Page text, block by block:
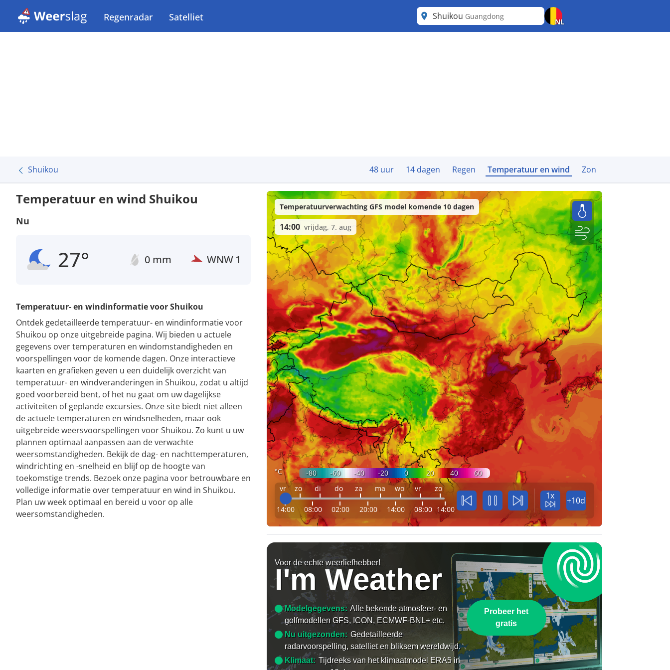
Regenradar Satelliet Shuikou Guangdong
NL
Shuikou 48 uur 14 dagen Regen Temperatuur en wind Zon
Temperatuur en wind Shuikou
Nu
27° 0 mm WNW 1
Temperatuur- en windinformatie voor Shuikou
Ontdek gedetailleerde temperatuur- en windinformatie voor
Shuikou op onze uitgebreide pagina. Wij bieden u actuele
gegevens over temperaturen en windomstandigheden en
voorspellingen voor de komende dagen. Onze interactieve
kaarten en grafieken geven u een duidelijk overzicht van
temperatuur- en windveranderingen in Shuikou, zodat u altijd
goed voorbereid bent, of het nu gaat om uw dagelijkse
activiteiten of geplande excursies. Onze site biedt niet alleen
de actuele temperaturen en windsnelheden, maar ook
uitgebreide weersvoorspellingen voor Shuikou. Zo kunt u uw
plannen optimaal aanpassen aan de verwachte
weersomstandigheden. Bekijk de dag- en nachttemperaturen,
windrichting en -snelheid en blijf op de hoogte van
toekomstige trends. Bezoek onze pagina voor betrouwbare en
volledige informatie over temperatuur en wind in Shuikou.
Plan uw week optimaal en bereid u voor op alle
weersomstandigheden.
°C -80 -60 -40 -20 0 20 40
60
vr
zo di do za ma wo vr zo
14:00 08:00 02:00 20:00 14:00 08:00 14:00
1x +10d
Temperatuurverwachting GFS model komende 10 dagen
14:00 vrijdag, 7. aug
Voor de echte weerliefhebber!
I'm Weather
Modelgegevens: Alle bekende atmosfeer- en
golfmodellen GFS, ICON, ECMWF-BNL+ etc.
Nu uitgezonden: Gedetailleerde
radarvoorspelling, satelliet en bliksem wereldwijd.
Klimaat: Tijdreeks van het klimaatmodel ERA5 in
Probeer het
gratis